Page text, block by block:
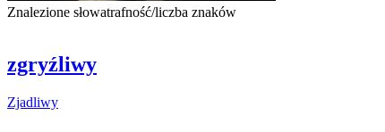
Znalezione słowatrafność/liczba znaków
zgryźliwy
Zjadliwy